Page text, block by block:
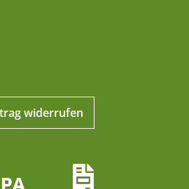
widerrufen